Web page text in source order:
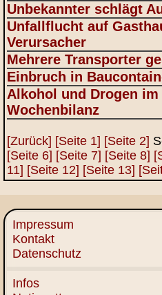
Unbekannter schlägt
Unfallflucht auf
Verursacher
Mehrere Transporter
Einbruch in
Alkohol und Drogen
Wochenbilanz
[Zurück] [Seite 1] [Seite 2]
[Seite 6] [Seite 7] [Seite 8]
11] [Seite 12] [Seite 13]
Impressum
Kontakt
Datenschutz
Infos